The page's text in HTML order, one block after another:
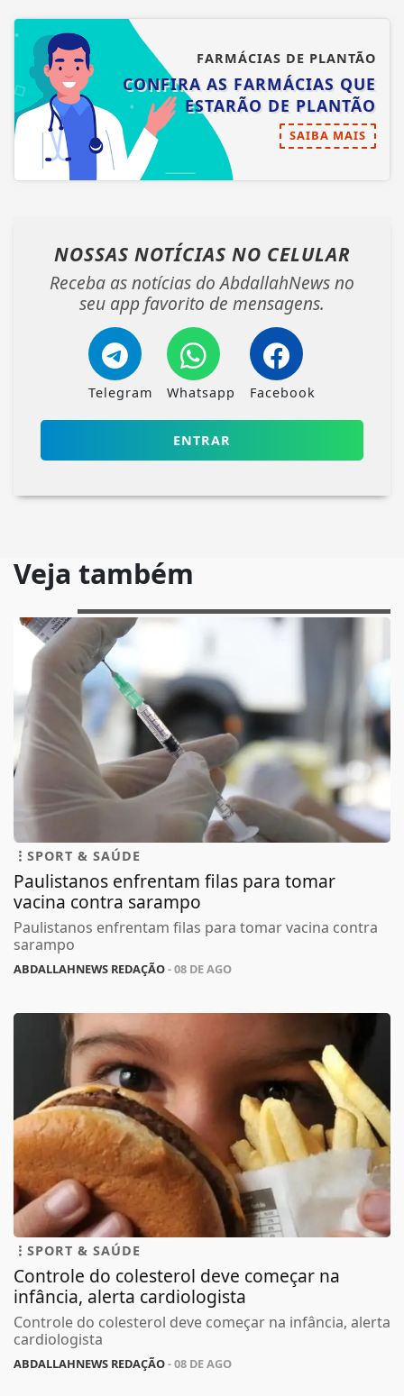
FARMÁCIAS DE PLANTÃO
CONFIRA AS FARMÁCIAS QUE
ESTARÃO DE PLANTÃO
SAIBA MAIS
NOSSAS NOTÍCIAS NO CELULAR
Receba as notícias do AbdallahNews no
seu app favorito de mensagens.
Telegram Whatsapp Facebook
ENTRAR
Veja também
SPORT & SAÚDE
Paulistanos enfrentam filas para tomar
vacina contra sarampo
Paulistanos enfrentam filas para tomar vacina contra
sarampo
ABDALLAHNEWS REDAÇÃO- 08 DE AGO
SPORT & SAÚDE
Controle do colesterol deve começar na
infância, alerta cardiologista
Controle do colesterol deve começar na infância, alerta
cardiologista
ABDALLAHNEWS REDAÇÃO- 08 DE AGO